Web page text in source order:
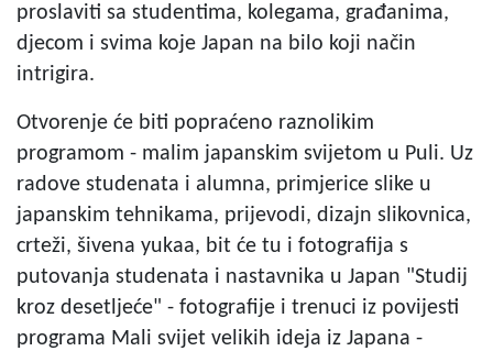
proslaviti sa studentima, kolegama, građanima,
djecom i svima koje Japan na bilo koji način
intrigira.
Otvorenje će biti popraćeno raznolikim
programom - malim japanskim svijetom u Puli. Uz
radove studenata i alumna, primjerice slike u
japanskim tehnikama, prijevodi, dizajn slikovnica,
crteži, šivena yukaa, bit će tu i fotografija s
putovanja studenata i nastavnika u Japan "Studij
kroz desetljeće" - fotografije i trenuci iz povijesti
programa Mali svijet velikih ideja iz Japana -